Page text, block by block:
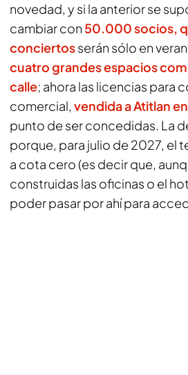
novedad, y si la anterior se
cambiar con 50.000 socios,
conciertosserán sólo en
cuatro grandes espacios
calle; ahora las licencias para
comercial, vendida a Atitlan
punto de ser concedidas. La
porque, para julio de 2027, el
a cota cero (es decir que,
construidas las oficinas o el
poder pasar por ahí para